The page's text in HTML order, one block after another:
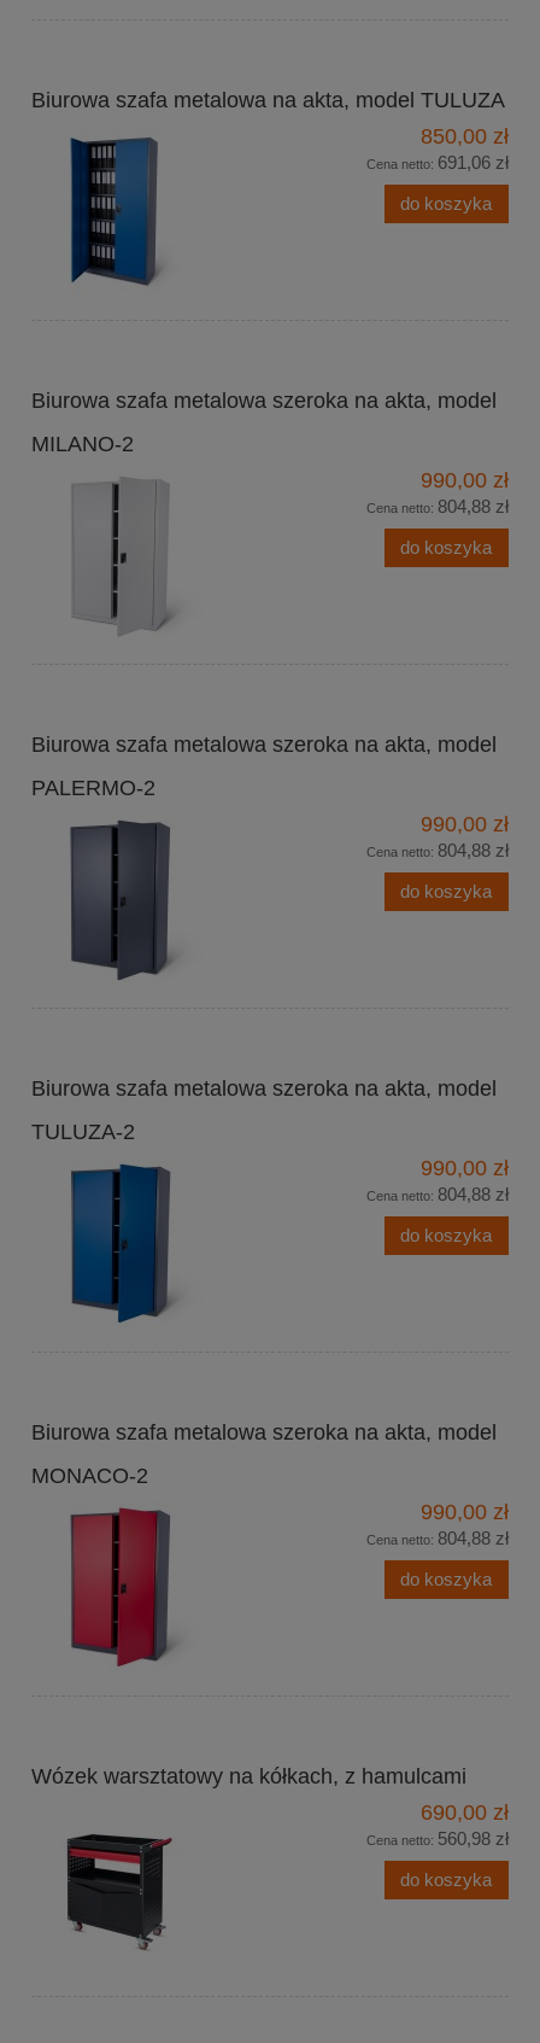
Biurowa szafa metalowa na akta, model TULUZA
850,00 zł
Cena netto: 691,06 zł
do koszyka
Biurowa szafa metalowa szeroka na akta, model
MILANO-2
990,00 zł
Cena netto: 804,88 zł
do koszyka
Biurowa szafa metalowa szeroka na akta, model
PALERMO-2
990,00 zł
Cena netto: 804,88 zł
do koszyka
Biurowa szafa metalowa szeroka na akta, model
TULUZA-2
990,00 zł
Cena netto: 804,88 zł
do koszyka
Biurowa szafa metalowa szeroka na akta, model
MONACO-2
990,00 zł
Cena netto: 804,88 zł
do koszyka
Wózek warsztatowy na kółkach, z hamulcami
690,00 zł
Cena netto: 560,98 zł
do koszyka